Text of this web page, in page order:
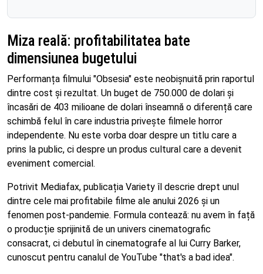
Miza reală: profitabilitatea bate
dimensiunea bugetului
Performanța filmului "Obsesia" este neobișnuită prin raportul
dintre cost și rezultat. Un buget de 750.000 de dolari și
încasări de 403 milioane de dolari înseamnă o diferență care
schimbă felul în care industria privește filmele horror
independente. Nu este vorba doar despre un titlu care a
prins la public, ci despre un produs cultural care a devenit
eveniment comercial.
Potrivit Mediafax, publicația Variety îl descrie drept unul
dintre cele mai profitabile filme ale anului 2026 și un
fenomen post-pandemie. Formula contează: nu avem în față
o producție sprijinită de un univers cinematografic
consacrat, ci debutul în cinematografe al lui Curry Barker,
cunoscut pentru canalul de YouTube "that's a bad idea".